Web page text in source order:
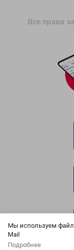
Мы используем
Mail
Подробнее
Все права